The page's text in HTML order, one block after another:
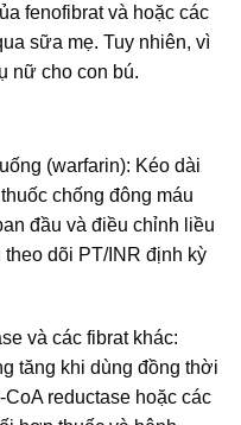
fenofibrat và hoặc các
sữa mẹ. Tuy nhiên, vì
nữ cho con bú.
(warfarin): Kéo dài
chống đông máu
đầu và điều chỉnh liều
dõi PT/INR định kỳ
và các fibrat khác:
tăng khi dùng đồng thời
reductase hoặc các